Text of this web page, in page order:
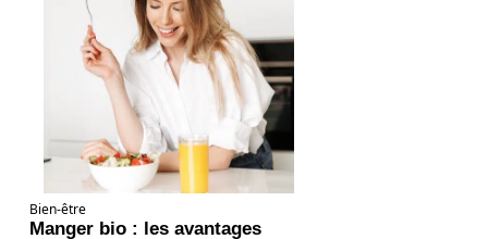
Bien-être
Manger bio : les avantages